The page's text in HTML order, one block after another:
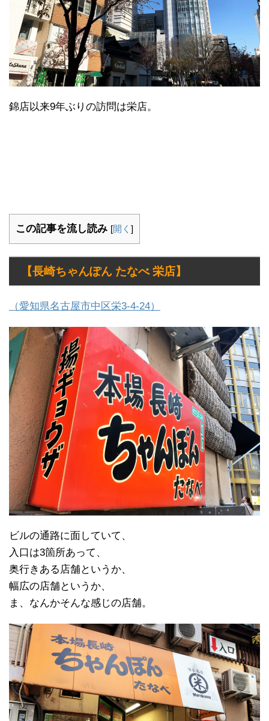
錦店以来9年ぶりの訪問は栄店。
この記事を流し読み [開く ]
【長崎ちゃんぽん たなべ 栄店】
（愛知県名古屋市中区栄3-4-24）
ビルの通路に面していて、
入口は3箇所あって、
奥行きある店舗というか、
幅広の店舗というか、
ま、なんかそんな感じの店舗。